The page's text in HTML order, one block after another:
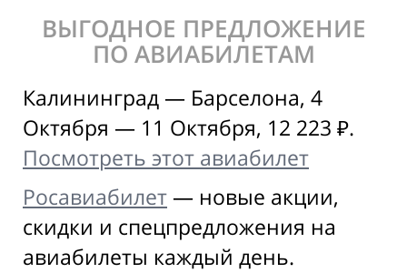
ВЫГОДНОЕ ПРЕДЛОЖЕНИЕ
ПО АВИАБИЛЕТАМ
Калининград — Барселона, 4
Октября — 11 Октября, 12 223 ₽.
Посмотреть этот авиабилет
Росавиабилет — новые акции,
скидки и спецпредложения на
авиабилеты каждый день.